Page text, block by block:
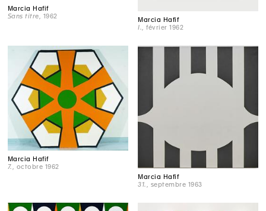
Marcia Hafif
Sans titre , 1962
Marcia Hafif
I.
, février 1962
Marcia Hafif
7.
, octobre 1962
Marcia Hafif
31.
, septembre 1963